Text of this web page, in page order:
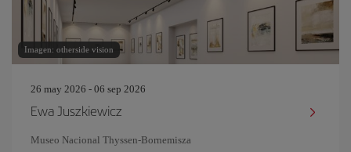
Imagen: otherside vision
26 may 2026 - 06 sep 2026
Ewa Juszkiewicz
Museo Nacional Thyssen-Bornemisza